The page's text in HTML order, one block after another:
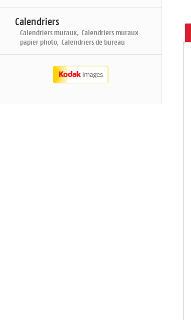
Calendriers
Calendriers muraux, Calendriers muraux
papier photo, Calendriers de bureau